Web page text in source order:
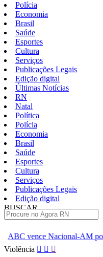
Polícia
Economia
Brasil
Saúde
Esportes
Cultura
Serviços
Publicações Legais
Edição digital
Últimas Notícias
RN
Natal
Política
Polícia
Economia
Brasil
Saúde
Esportes
Cultura
Serviços
Publicações Legais
Edição digital
BUSCAR
AM por 2 a 1 fora de
Pular
Violência